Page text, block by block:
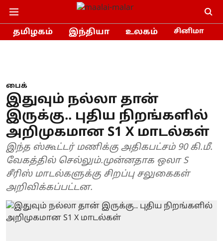
தமிழகம் இந்தியா உலகம் சினிமா
பைக்
இதுவும் நல்லா தான்
இருக்கு.. புதிய நிறங்களில்
அறிமுகமான S1 X மாடல்கள்
இந்த ஸ்கூட்டர் மணிக்கு அதிகபட்சம் 90 கி.மீ.
வேகத்தில் செல்லும்.முன்னதாக ஒலா S
சீரிஸ் மாடல்களுக்கு சிறப்பு சலுகைகள்
அறிவிக்கப்பட்டன.